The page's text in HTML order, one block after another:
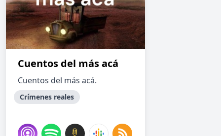
Cuentos del más acá
Cuentos del más acá.
Crímenes reales